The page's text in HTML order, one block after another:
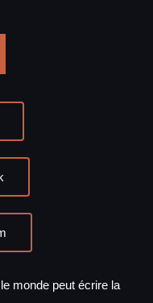
monde peut écrire la